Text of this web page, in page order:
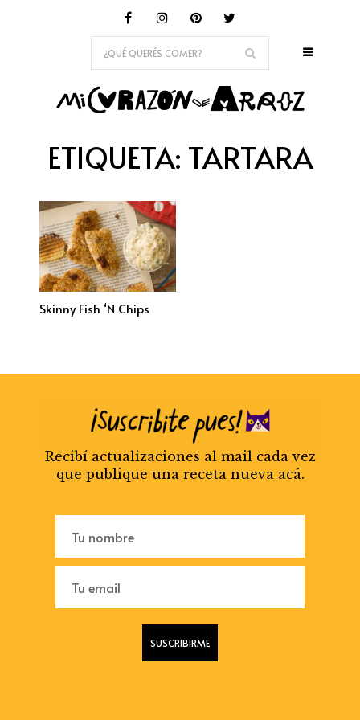
ETIQUETA: TARTARA
Skinny Fish ‘n Chips
Recibí actualizaciones al mail cada vez
que publique una receta nueva acá.